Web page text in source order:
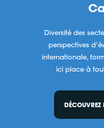
Diversité des
perspectives
internationale,
ici place à
DÉCOUVREZ